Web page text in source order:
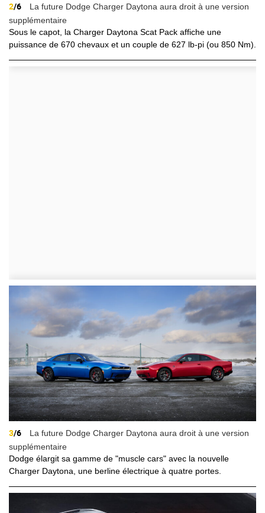
2/6
La future Dodge Charger Daytona aura droit à une version
supplémentaire
Sous le capot, la Charger Daytona Scat Pack affiche une
puissance de 670 chevaux et un couple de 627 lb-pi (ou 850 Nm).
3/6
La future Dodge Charger Daytona aura droit à une version
supplémentaire
Dodge élargit sa gamme de "muscle cars" avec la nouvelle
Charger Daytona, une berline électrique à quatre portes.